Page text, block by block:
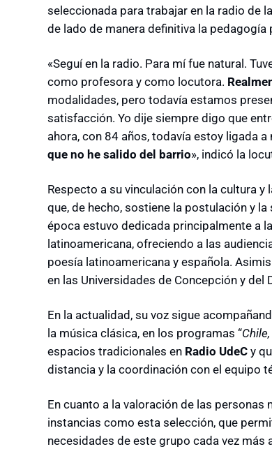
seleccionada para trabajar en la radio de
de lado de manera definitiva la pedagogía
«Seguí en la radio. Para mí fue natural.
como profesora y como locutora.
modalidades, pero todavía estamos
satisfacción. Yo dije siempre digo que
ahora, con 84 años, todavía estoy ligada a
que no he salido del barrio», indicó la
Respecto a su vinculación con la cultura
que, de hecho, sostiene la postulación y
época estuvo dedicada principalmente a
latinoamericana, ofreciendo a las
poesía latinoamericana y española.
en las Universidades de Concepción y del
En la actualidad, su voz sigue
la música clásica, en los programas “
espacios tradicionales en Radio UdeC y
distancia y la coordinación con el equipo
En cuanto a la valoración de las
instancias como esta selección, que
necesidades de este grupo cada vez más